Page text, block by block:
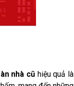
nhà cũ hiệu quả là